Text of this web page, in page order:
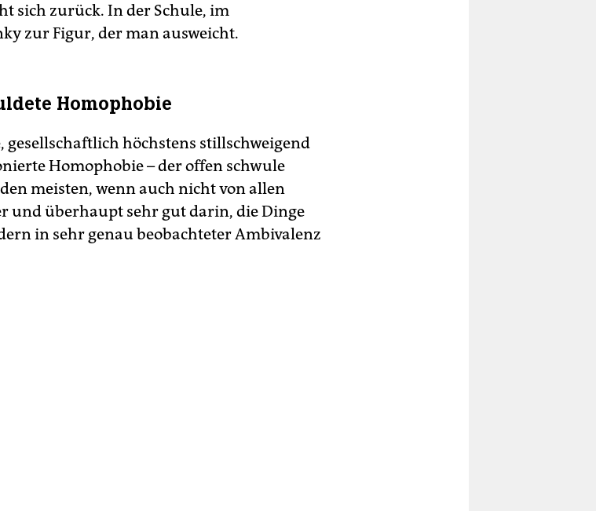
sich zurück. In der Schule, im
zur Figur, der man ausweicht.
Homophobie
gesellschaftlich höchstens stillschweigend
Homophobie – der offen schwule
meisten, wenn auch nicht von allen
und überhaupt sehr gut darin, die Dinge
in sehr genau beobachteter Ambivalenz